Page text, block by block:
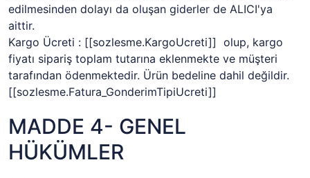
edilmesinden dolayı da oluşan giderler de ALICI'ya
aittir.
Kargo Ücreti : [[sozlesme.KargoUcreti]] olup, kargo
fiyatı sipariş toplam tutarına eklenmekte ve müşteri
tarafından ödenmektedir. Ürün bedeline dahil değildir.
[[sozlesme.Fatura_GonderimTipiUcreti]]
MADDE 4- GENEL
HÜKÜMLER